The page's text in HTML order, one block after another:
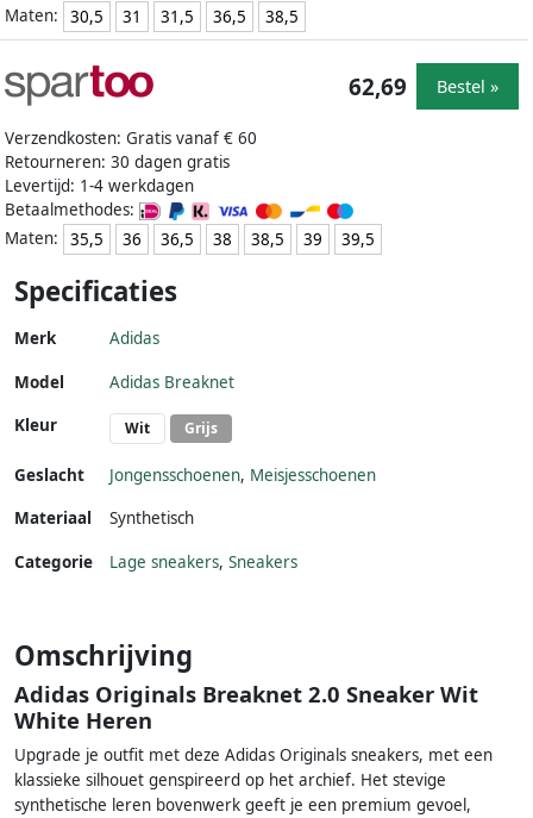
Maten:
30,5 31 31,5 36,5 38,5
Verzendkosten: Gratis vanaf € 60
Retourneren: 30 dagen gratis
Levertijd: 1-4 werkdagen
Betaalmethodes:
Maten:
35,5 36 36,5 38 38,5 39 39,5
62,69 Bestel »
Specificaties
Merk Adidas
Model
Adidas Breaknet
Kleur
Wit Grijs
Geslacht Jongensschoenen, Meisjesschoenen
Materiaal
Synthetisch
Categorie Lage sneakers, Sneakers
Omschrijving
Adidas Originals Breaknet 2.0 Sneaker Wit
White Heren
Upgrade je outfit met deze Adidas Originals sneakers, met een
klassieke silhouet genspireerd op het archief. Het stevige
synthetische leren bovenwerk geeft je een premium gevoel,